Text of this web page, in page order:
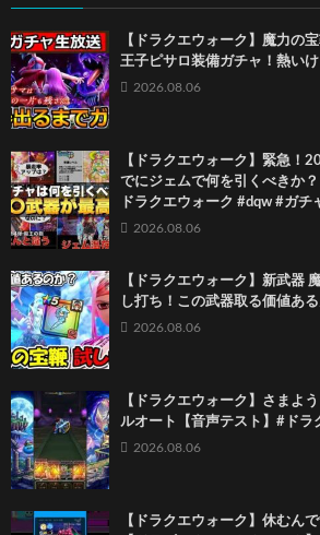
【ドラクエウォーク】魔力の
王子ピサロ装備ガチャ！熱い
2026.08.06
【ドラクエウォーク】緊急！
でにジェムで何を引くべきか
ドラクエウォーク #dqw #ガチ
2026.08.06
【ドラクエウォーク】新武器
し打ち！この武器取る価値あ
2026.08.06
【ドラクエウォーク】さまよ
ルオート【音声テスト】#ドラ
2026.08.06
【ドラクエウォーク】休む